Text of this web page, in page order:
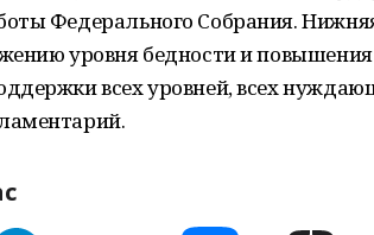
Федерального Собрания.
уровня бедности и
всех уровней, всех